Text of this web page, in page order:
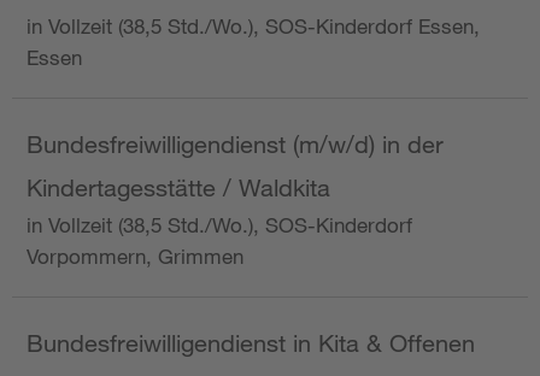
in Vollzeit (38,5 Std./Wo.), SOS-Kinderdorf Essen,
Essen
Bundesfreiwilligendienst (m/w/d) in der
Kindertagesstätte / Waldkita
in Vollzeit (38,5 Std./Wo.), SOS-Kinderdorf
Vorpommern, Grimmen
Bundesfreiwilligendienst in Kita & Offenen